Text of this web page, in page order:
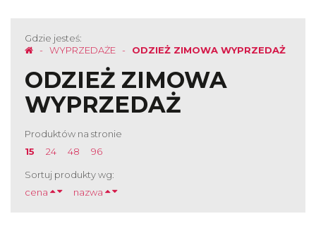
Gdzie jesteś:
WYPRZEDAŻE
ODZIEŻ ZIMOWA WYPRZEDAŻ
ODZIEŻ ZIMOWA
WYPRZEDAŻ
Produktów na stronie
15
24 48 96
Sortuj produkty wg:
cena
nazwa